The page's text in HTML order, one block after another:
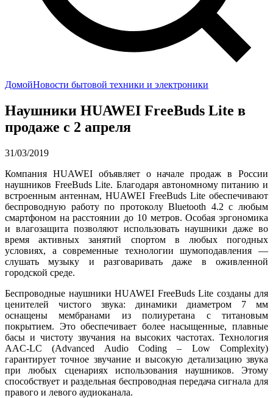
ДомойНовости бытовой техники и электроники
Наушники HUAWEI FreeBuds Lite в
продаже с 2 апреля
31/03/2019
Компания HUAWEI объявляет о начале продаж в России
наушников FreeBuds Lite. Благодаря автономному питанию и
встроенным антеннам, HUAWEI FreeBuds Lite обеспечивают
беспроводную работу по протоколу Bluetooth 4.2 с любым
смартфоном на расстоянии до 10 метров. Особая эргономика
и влагозащита позволяют использовать наушники даже во
время активных занятий спортом в любых погодных
условиях, а современные технологии шумоподавления —
слушать музыку и разговаривать даже в оживленной
городской среде.
Беспроводные наушники HUAWEI FreeBuds Lite созданы для
ценителей чистого звука: динамики диаметром 7 мм
оснащены мембранами из полиуретана с титановым
покрытием. Это обеспечивает более насыщенные, плавные
басы и чистоту звучания на высоких частотах. Технология
AAC-LC (Advanced Audio Coding – Low Complexity)
гарантирует точное звучание и высокую детализацию звука
при любых сценариях использования наушников. Этому
способствует и раздельная беспроводная передача сигнала для
правого и левого аудиоканала.